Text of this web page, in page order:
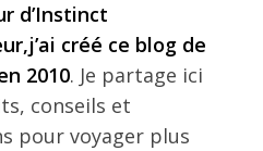
d’Instinct
créé ce blog de
2010. Je partage ici
conseils et
pour voyager plus